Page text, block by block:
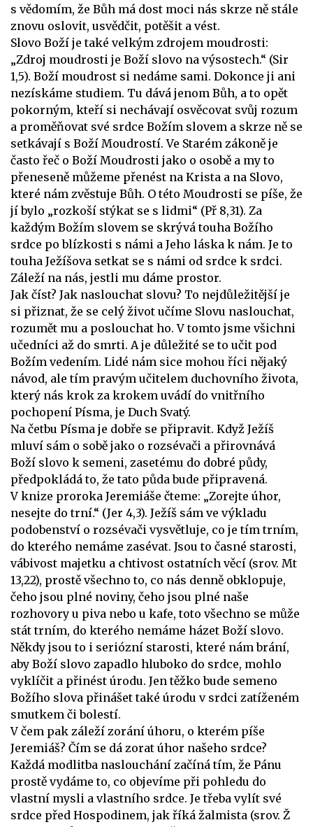
s vědomím, že Bůh má dost moci nás skrze ně stále
znovu oslovit, usvědčit, potěšit a vést.
Slovo Boží je také velkým zdrojem moudrosti:
„Zdroj moudrosti je Boží slovo na výsostech.“ (Sir
1,5). Boží moudrost si nedáme sami. Dokonce ji ani
nezískáme studiem. Tu dává jenom Bůh, a to opět
pokorným, kteří si nechávají osvěcovat svůj rozum
a proměňovat své srdce Božím slovem a skrze ně se
setkávají s Boží Moudrostí. Ve Starém zákoně je
často řeč o Boží Moudrosti jako o osobě a my to
přeneseně můžeme přenést na Krista a na Slovo,
které nám zvěstuje Bůh. O této Moudrosti se píše, že
jí bylo „rozkoší stýkat se s lidmi“ (Př 8,31). Za
každým Božím slovem se skrývá touha Božího
srdce po blízkosti s námi a Jeho láska k nám. Je to
touha Ježíšova setkat se s námi od srdce k srdci.
Záleží na nás, jestli mu dáme prostor.
Jak číst? Jak naslouchat slovu? To nejdůležitější je
si přiznat, že se celý život učíme Slovu naslouchat,
rozumět mu a poslouchat ho. V tomto jsme všichni
učedníci až do smrti. A je důležité se to učit pod
Božím vedením. Lidé nám sice mohou říci nějaký
návod, ale tím pravým učitelem duchovního života,
který nás krok za krokem uvádí do vnitřního
pochopení Písma, je Duch Svatý.
Na četbu Písma je dobře se připravit. Když Ježíš
mluví sám o sobě jako o rozsévači a přirovnává
Boží slovo k semeni, zasetému do dobré půdy,
předpokládá to, že tato půda bude připravená.
V knize proroka Jeremiáše čteme: „Zorejte úhor,
nesejte do trní.“ (Jer 4,3). Ježíš sám ve výkladu
podobenství o rozsévači vysvětluje, co je tím trním,
do kterého nemáme zasévat. Jsou to časné starosti,
vábivost majetku a chtivost ostatních věcí (srov. Mt
13,22), prostě všechno to, co nás denně obklopuje,
čeho jsou plné noviny, čeho jsou plné naše
rozhovory u piva nebo u kafe, toto všechno se může
stát trním, do kterého nemáme házet Boží slovo.
Někdy jsou to i seriózní starosti, které nám brání,
aby Boží slovo zapadlo hluboko do srdce, mohlo
vyklíčit a přinést úrodu. Jen těžko bude semeno
Božího slova přinášet také úrodu v srdci zatíženém
smutkem či bolestí.
V čem pak záleží zorání úhoru, o kterém píše
Jeremiáš? Čím se dá zorat úhor našeho srdce?
Každá modlitba naslouchání začíná tím, že Pánu
prostě vydáme to, co objevíme při pohledu do
vlastní mysli a vlastního srdce. Je třeba vylít své
srdce před Hospodinem, jak říká žalmista (srov. Ž